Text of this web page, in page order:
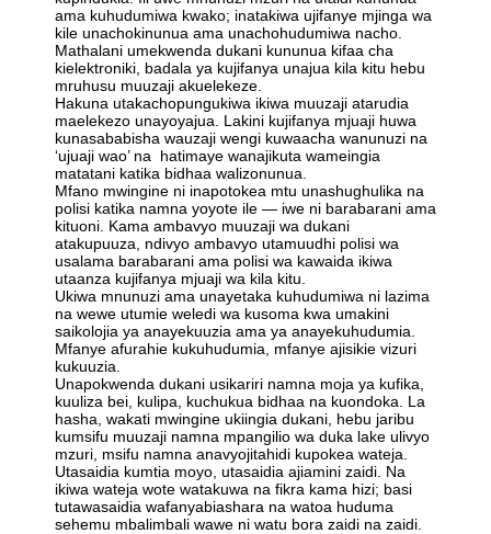
ama kuhudumiwa kwako; inatakiwa ujifanye mjinga wa
kile unachokinunua ama unachohudumiwa nacho.
Mathalani umekwenda dukani kununua kifaa cha
kielektroniki, badala ya kujifanya unajua kila kitu hebu
mruhusu muuzaji akuelekeze.
Hakuna utakachopungukiwa ikiwa muuzaji atarudia
maelekezo unayoyajua. Lakini kujifanya mjuaji huwa
kunasababisha wauzaji wengi kuwaacha wanunuzi na
‘ujuaji wao’ na hatimaye wanajikuta wameingia
matatani katika bidhaa walizonunua.
Mfano mwingine ni inapotokea mtu unashughulika na
polisi katika namna yoyote ile — iwe ni barabarani ama
kituoni. Kama ambavyo muuzaji wa dukani
atakupuuza, ndivyo ambavyo utamuudhi polisi wa
usalama barabarani ama polisi wa kawaida ikiwa
utaanza kujifanya mjuaji wa kila kitu.
Ukiwa mnunuzi ama unayetaka kuhudumiwa ni lazima
na wewe utumie weledi wa kusoma kwa umakini
saikolojia ya anayekuuzia ama ya anayekuhudumia.
Mfanye afurahie kukuhudumia, mfanye ajisikie vizuri
kukuuzia.
Unapokwenda dukani usikariri namna moja ya kufika,
kuuliza bei, kulipa, kuchukua bidhaa na kuondoka. La
hasha, wakati mwingine ukiingia dukani, hebu jaribu
kumsifu muuzaji namna mpangilio wa duka lake ulivyo
mzuri, msifu namna anavyojitahidi kupokea wateja.
Utasaidia kumtia moyo, utasaidia ajiamini zaidi. Na
ikiwa wateja wote watakuwa na fikra kama hizi; basi
tutawasaidia wafanyabiashara na watoa huduma
sehemu mbalimbali wawe ni watu bora zaidi na zaidi.